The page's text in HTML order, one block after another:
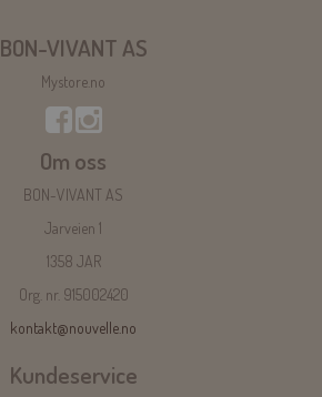
BON-VIVANT AS
Mystore.no
Om oss
BON-VIVANT AS
Jarveien 1
1358 JAR
Org. nr. 915002420
kontakt@nouvelle.no
Kundeservice